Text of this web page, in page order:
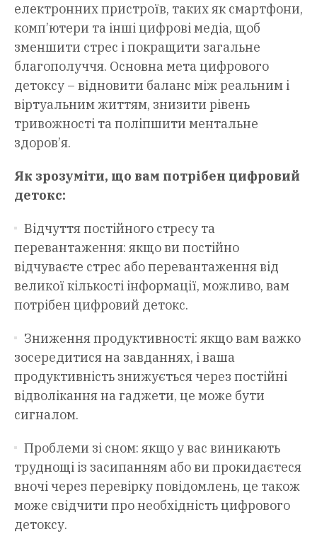
електронних пристроїв, таких як смартфони,
комп’ютери та інші цифрові медіа, щоб
зменшити стрес і покращити загальне
благополуччя. Основна мета цифрового
детоксу – відновити баланс між реальним і
віртуальним життям, знизити рівень
тривожності та поліпшити ментальне
здоров’я.
Як зрозуміти, що вам потрібен цифровий
детокс:
Відчуття постійного стресу та
перевантаження: якщо ви постійно
відчуваєте стрес або перевантаження від
великої кількості інформації, можливо, вам
потрібен цифровий детокс.
Зниження продуктивності: якщо вам важко
зосередитися на завданнях, і ваша
продуктивність знижується через постійні
відволікання на гаджети, це може бути
сигналом.
Проблеми зі сном: якщо у вас виникають
труднощі із засипанням або ви прокидаєтеся
вночі через перевірку повідомлень, це також
може свідчити про необхідність цифрового
детоксу.